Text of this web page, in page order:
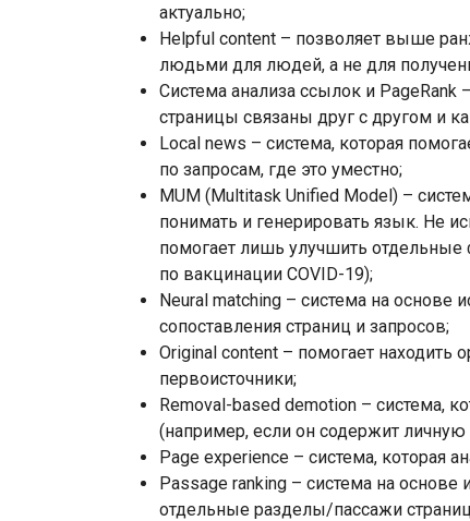
актуально;
Helpful content – позволяет выше
людьми для людей, а не для
Система анализа ссылок и
страницы связаны друг с другом и
Local news – система, которая
по запросам, где это уместно;
MUM (Multitask Unified Model) –
понимать и генерировать язык. Не
помогает лишь улучшить
по вакцинации COVID-19);
Neural matching – система на основе
сопоставления страниц и запросов;
Original content – помогает
первоисточники;
Removal-based demotion – система,
(например, если он содержит
Page experience – система, которая
Passage ranking – система на основе
отдельные разделы/пассажи